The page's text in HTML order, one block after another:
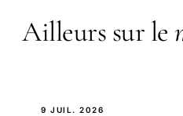
Ailleurs sur le
9 JUIL. 2026